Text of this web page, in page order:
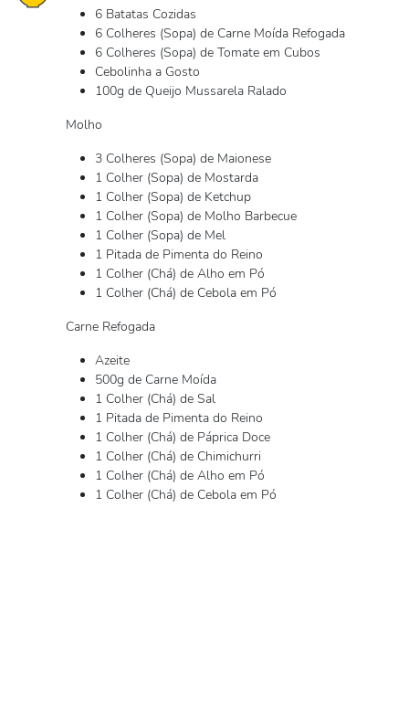
6 Batatas Cozidas
6 Colheres (Sopa) de Carne Moída Refogada
6 Colheres (Sopa) de Tomate em Cubos
Cebolinha a Gosto
100g de Queijo Mussarela Ralado
Molho
3 Colheres (Sopa) de Maionese
1 Colher (Sopa) de Mostarda
1 Colher (Sopa) de Ketchup
1 Colher (Sopa) de Molho Barbecue
1 Colher (Sopa) de Mel
1 Pitada de Pimenta do Reino
1 Colher (Chá) de Alho em Pó
1 Colher (Chá) de Cebola em Pó
Carne Refogada
Azeite
500g de Carne Moída
1 Colher (Chá) de Sal
1 Pitada de Pimenta do Reino
1 Colher (Chá) de Páprica Doce
1 Colher (Chá) de Chimichurri
1 Colher (Chá) de Alho em Pó
1 Colher (Chá) de Cebola em Pó